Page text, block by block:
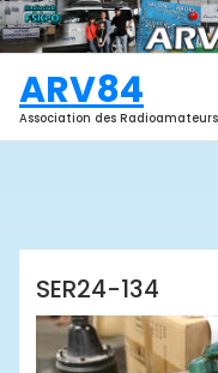
Aller
au
contenu
ARV84
Association des
SER24-134